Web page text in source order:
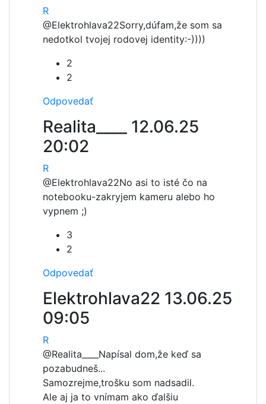
R
@Elektrohlava22Sorry,dúfam,že som sa
nedotkol tvojej rodovej identity:-))))
2
2
Odpovedať
Realita____ 12.06.25
20:02
R
@Elektrohlava22No asi to isté čo na
notebooku-zakryjem kameru alebo ho
vypnem ;)
3
2
Odpovedať
Elektrohlava22 13.06.25
09:05
R
@Realita____ Napísal dom,že keď sa
pozabudneš...
Samozrejme,trošku som nadsadil.
Ale aj ja to vnímam ako ďalšiu